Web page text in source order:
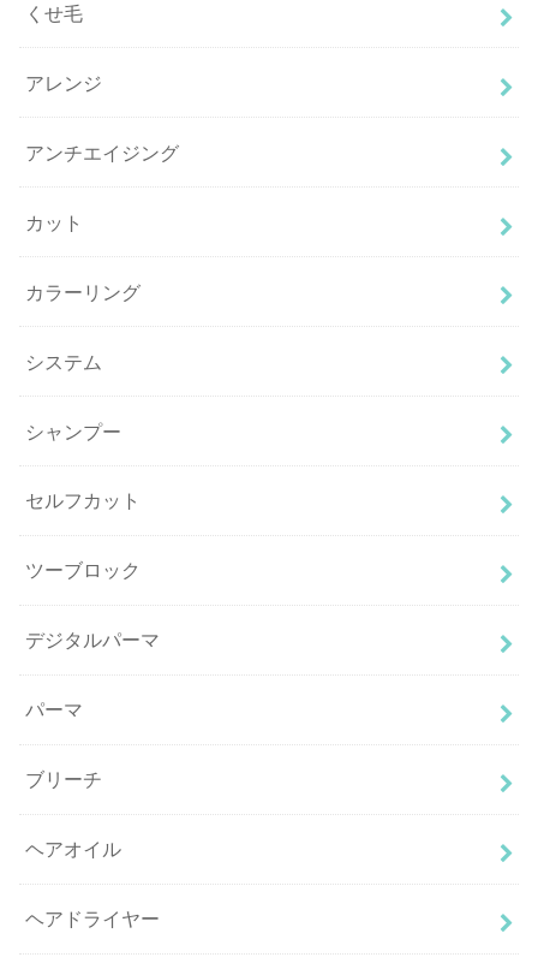
くせ毛
アレンジ
アンチエイジング
カット
カラーリング
システム
シャンプー
セルフカット
ツーブロック
デジタルパーマ
パーマ
ブリーチ
ヘアオイル
ヘアドライヤー